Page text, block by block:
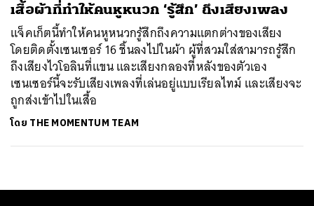
เสื้อผ้าที่ทำให้คนหูหนวก ‘รู้สึก’ ถึงเสียงเพลง
แจ็คเก็ตนี้ทำให้คนหูหนวกรู้สึกถึงความแตกต่างของเสียง
โดยติดตั้งเซนเซอร์ 16 ชิ้นลงไปในผ้า ผู้ที่สวมใส่สามารถรู้สึก
ถึงเสียงไวโอลินที่แขน และเสียงกลองที่หลังของตัวเอง
เซนเซอร์นี้จะรับเสียงเพลงที่เล่นอยู่แบบเรียลไทม์ และเสียงจะ
ถูกส่งเข้าไปในเสื้อ
โดย THE MOMENTUM TEAM